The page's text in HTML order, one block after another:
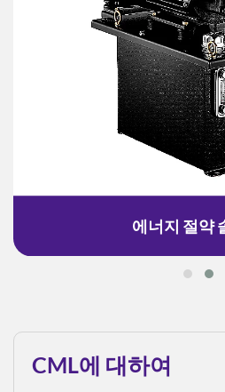
에너지 절약
CML에 대하여